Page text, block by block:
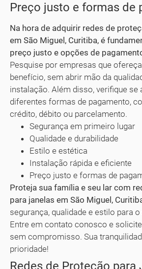
Preço justo e formas de
Na hora de adquirir redes de
em São Miguel, Curitiba, é
preço justo e opções de
Pesquise por empresas que
benefício, sem abrir mão da
instalação. Além disso, verifique se
diferentes formas de pagamento,
crédito, débito ou parcelamento.
Segurança em primeiro lugar
Qualidade e durabilidade
Estilo e estética
Instalação rápida e eficiente
Preço justo e formas de
Proteja sua família e seu lar com
para janelas em São Miguel,
segurança, qualidade e estilo para
Entre em contato conosco e
sem compromisso. Sua
prioridade!
Redes de Proteção para